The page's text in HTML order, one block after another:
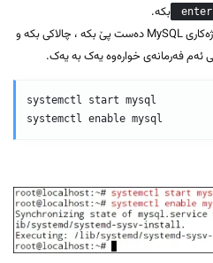
enter
بکە.
کاتێک پرۆسەی دامەزراندن تەواو بوو، ڕاژەکاری MySQL دەست پێ بکە ، چالاکی بکە و
ئەم فەرمانەی خوارەوە یەک بە یەک.
systemctl start mysql